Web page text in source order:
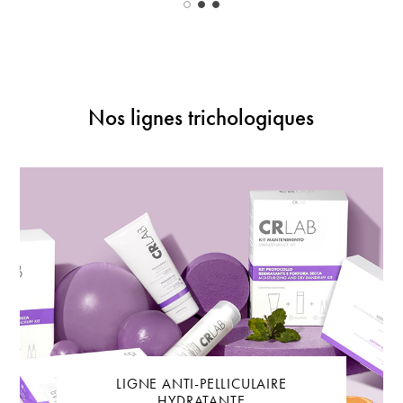
Nos lignes trichologiques
LIGNE ANTI-PELLICULAIRE